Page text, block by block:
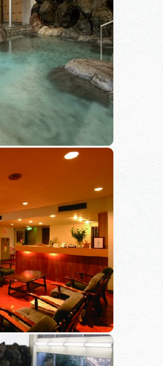
岐阜県まるごと観光エリアガ
イド
フォトライブラリー
お問い合わせ